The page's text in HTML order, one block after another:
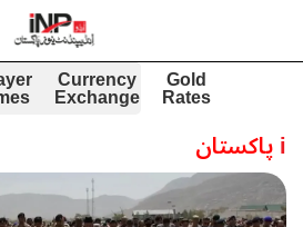
Gold
Rates
Currency
Exchange
iپاکستان